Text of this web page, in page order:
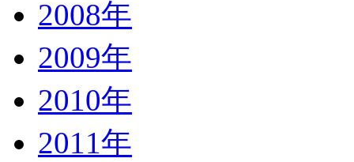
2008年
2009年
2010年
2011年